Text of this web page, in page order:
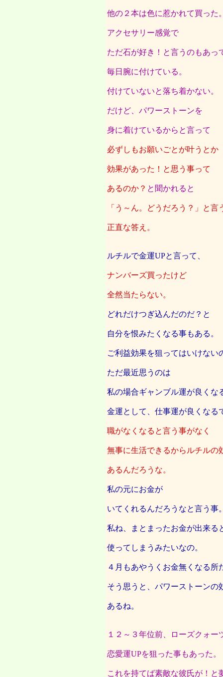
他の２本は色に惹かれて買った
アクセサリー感覚で
ただ石が好き！と言うのもあっ
毎日腕に付けている。
付けていないと落ち着かない。
だけど、パワーストーンを
身に着けているからと言って
必ずしもお願いごとが叶うとか
効果があった！と思う事って
あるのか？ と聞かれると
「う～ん。どうだろう？」と言
正直な答え。
ルチルで金運UPと言って、
ナンバーズ買ったけど
全然当たらない。
どれだけつぎ込んだのだ？と
自分を恨みたくなる事もある。
ご利益効果を狙ってはいけない
ただ最近思うのは
私の場合ギャンブル運が良くな
金運として、仕事運が良くなる
職がなくなると言う事がなく
無事に生活できるからルチルの
あるんだろうな。
私の元にお金が
いてくれるんだろうなと言う事
私ね、まとまったお金が出来る
使ってしまうみたいなの。
４月もあやうくお金無くなる所
そう思うと、パワーストーンの
あるね。
１２～３年位前、ローズクォー
恋愛運UPを狙った事もあった。
これを持てば素敵な彼氏が！と